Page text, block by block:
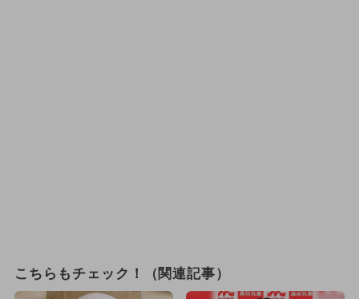
こちらもチェック！（関連記事）